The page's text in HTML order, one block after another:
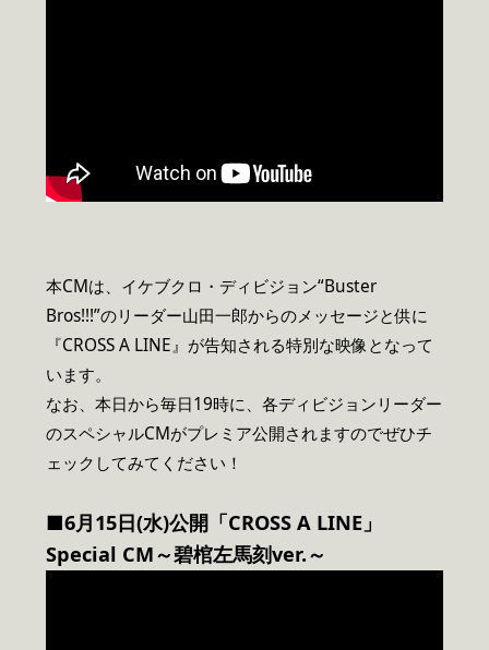
本CMは、イケブクロ・ディビジョン“Buster
Bros!!!”のリーダー山田一郎からのメッセージと供に
『CROSS A LINE』が告知される特別な映像となって
います。
なお、本日から毎日19時に、各ディビジョンリーダー
のスペシャルCMがプレミア公開されますのでぜひチ
ェックしてみてください！
■6月15日(水)公開「CROSS A LINE」
Special CM～碧棺左馬刻ver.～